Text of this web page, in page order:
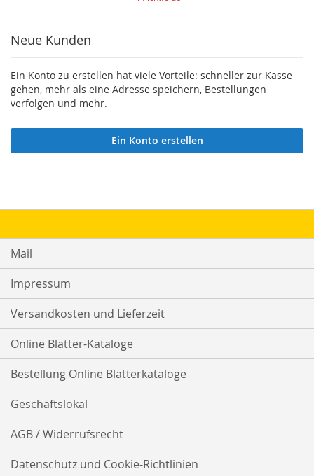
Neue Kunden
Ein Konto zu erstellen hat viele Vorteile: schneller zur Kasse
gehen, mehr als eine Adresse speichern, Bestellungen
verfolgen und mehr.
Ein Konto erstellen
Mail
Impressum
Versandkosten und Lieferzeit
Online Blätter-Kataloge
Bestellung Online Blätterkataloge
Geschäftslokal
AGB / Widerrufsrecht
Datenschutz und Cookie-Richtlinien